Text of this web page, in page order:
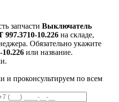
запчасти Выключатель
10.226 на складе,
Обязательно укажите
10.226 или название.
и проконсультируем по всем